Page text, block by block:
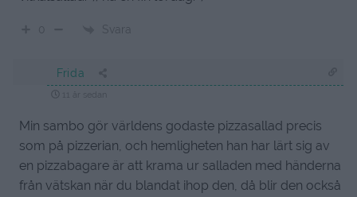
Svara
Frida
11 år sedan
Min sambo gör världens godaste pizzasallad precis
som på pizzerian, och hemligheten han har lärt sig av
en pizzabagare är att krama ur salladen med händerna
från vätskan när du blandat ihop den, då blir den också